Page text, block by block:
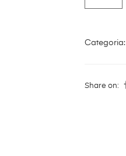
Categoria:
Share on: